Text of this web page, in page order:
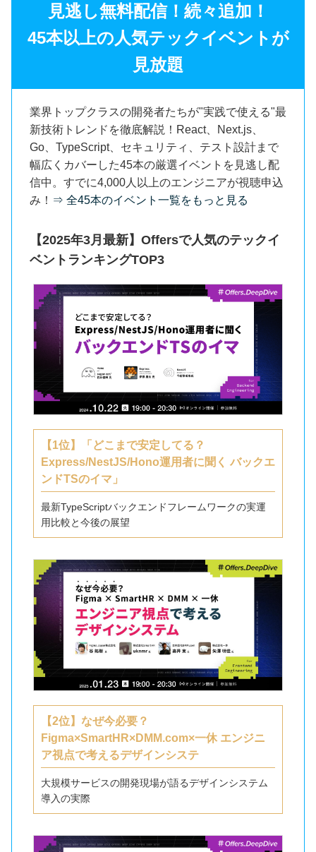
見逃し無料配信！続々追加！
45本以上の人気テックイベントが
見放題
業界トップクラスの開発者たちが"実践で使える"最
新技術トレンドを徹底解説！React、Next.js、
Go、TypeScript、セキュリティ、テスト設計まで
幅広くカバーした45本の厳選イベントを見逃し配
信中。すでに4,000人以上のエンジニアが視聴申込
み！ ⇒ 全45本のイベント一覧をもっと見る
【2025年3月最新】Offersで人気のテックイ
ベントランキングTOP3
【1位】「どこまで安定してる？
Express/NestJS/Hono運用者に聞く バックエ
ンドTSのイマ」
最新TypeScriptバックエンドフレームワークの実運
用比較と今後の展望
【2位】なぜ今必要？
Figma×SmartHR×DMM.com×一休 エンジニ
ア視点で考えるデザインシステ
大規模サービスの開発現場が語るデザインシステム
導入の実際